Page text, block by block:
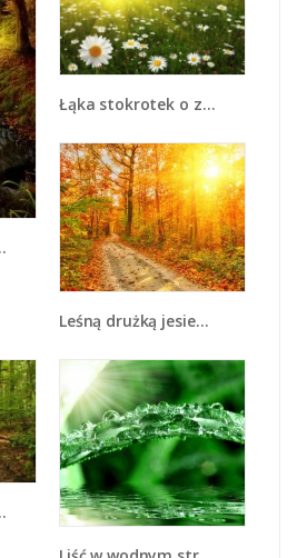
Łąka stokrotek o zachodzie słońca - KN009
Leśną drużką jesienią - KN1163A